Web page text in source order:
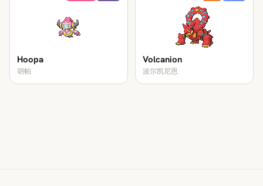
Hoopa
胡帕
Volcanion
波尔凯尼恩